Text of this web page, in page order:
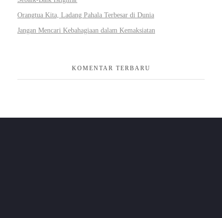
Orangtua Kita, Ladang Pahala Terbesar di Dunia
Jangan Mencari Kebahagiaan dalam Kemaksiatan
KOMENTAR TERBARU